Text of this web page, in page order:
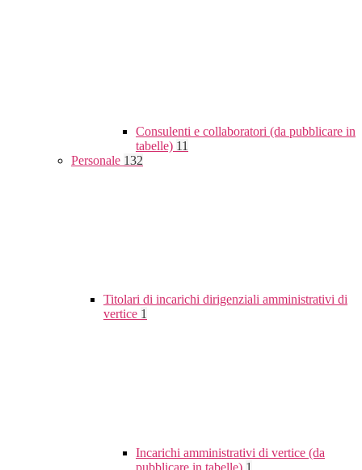
Consulenti e collaboratori (da pubblicare in
tabelle) 11
Personale 132
Titolari di incarichi dirigenziali amministrativi di
vertice 1
Incarichi amministrativi di vertice (da